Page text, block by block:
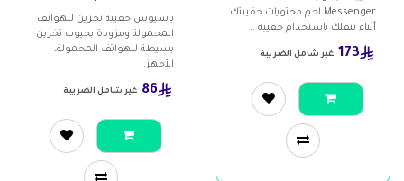
Messenger احمِ محتويات حقيبتك
أثناء تنقلك باستخدام حقيبة ..
173 غير شامل الضريبة
باسيوس حقيبة تخزين للهواتف
المحمولة ومزودة بجيوب تخزين
بسيطة للهواتف المحمولة،
الأجهز..
86 غير شامل الضريبة